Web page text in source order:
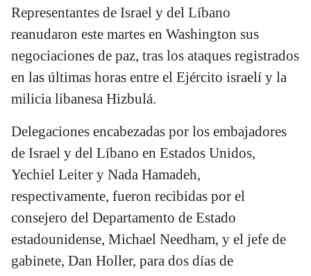
Representantes de Israel y del Líbano
reanudaron este martes en Washington sus
negociaciones de paz, tras los ataques registrados
en las últimas horas entre el Ejército israelí y la
milicia libanesa Hizbulá.
Delegaciones encabezadas por los embajadores
de Israel y del Líbano en Estados Unidos,
Yechiel Leiter y Nada Hamadeh,
respectivamente, fueron recibidas por el
consejero del Departamento de Estado
estadounidense, Michael Needham, y el jefe de
gabinete, Dan Holler, para dos días de